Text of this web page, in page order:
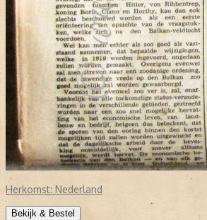
Herkomst: Nederland
Bekijk & Bestel